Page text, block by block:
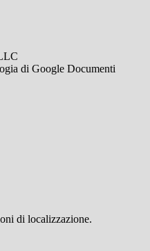
di Google Documenti
di localizzazione.